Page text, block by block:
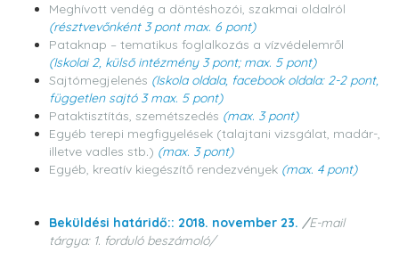
Meghívott vendég a döntéshozói, szakmai oldalról
(résztvevőnként 3 pont max. 6 pont)
Pataknap – tematikus foglalkozás a vízvédelemről
(Iskolai 2, külső intézmény 3 pont; max. 5 pont)
Sajtómegjelenés (Iskola oldala, facebook oldala: 2-2 pont,
független sajtó 3 max. 5 pont)
Pataktisztítás, szemétszedés (max. 3 pont)
Egyéb terepi megfigyelések (talajtani vizsgálat, madár-,
illetve vadles stb.) (max. 3 pont)
Egyéb, kreatív kiegészítő rendezvények (max. 4 pont)
Beküldési határidő:: 2018. november 23. /E-mail
tárgya: 1. forduló beszámoló/